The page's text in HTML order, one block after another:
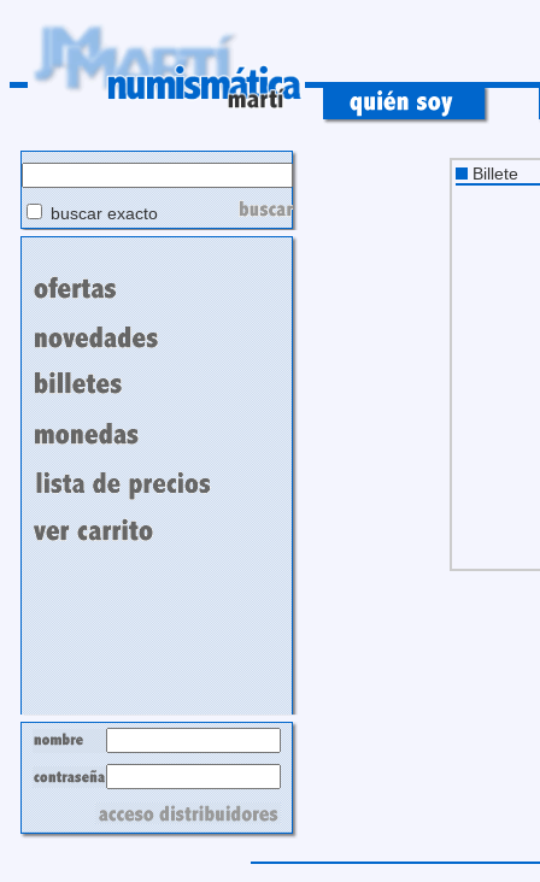
buscar exacto
Billete